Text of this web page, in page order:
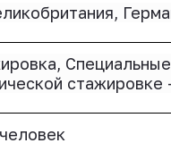
стажировке